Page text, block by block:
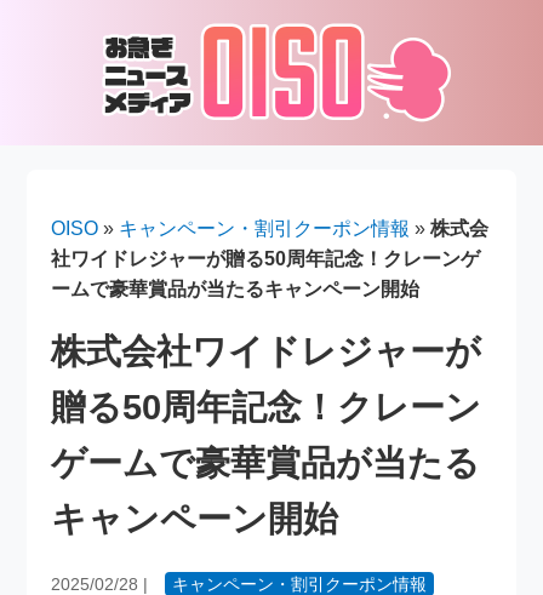
OISO » キャンペーン・割引クーポン情報 »株式会
社ワイドレジャーが贈る50周年記念！クレーンゲ
ームで豪華賞品が当たるキャンペーン開始
株式会社ワイドレジャーが
贈る50周年記念！クレーン
ゲームで豪華賞品が当たる
キャンペーン開始
2025/02/28 | キャンペーン・割引クーポン情報